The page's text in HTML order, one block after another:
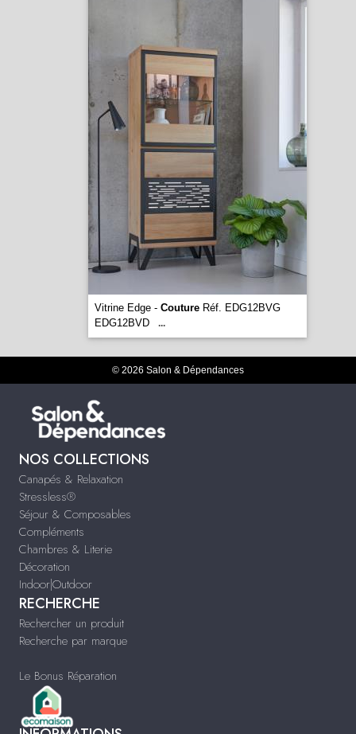
Vitrine Edge - CoutureRéf. EDG12BVG
EDG12BVD
...
© 2026 Salon & Dépendances
NOS COLLECTIONS
Canapés & Relaxation
Stressless®
Séjour & Composables
Compléments
Chambres & Literie
Décoration
Indoor|Outdoor
RECHERCHE
Rechercher un produit
Recherche par marque
Le Bonus Réparation